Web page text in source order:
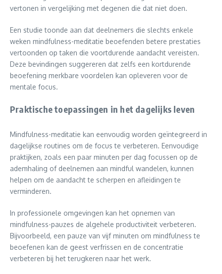
vertonen in vergelijking met degenen die dat niet doen.
Een studie toonde aan dat deelnemers die slechts enkele
weken mindfulness-meditatie beoefenden betere prestaties
vertoonden op taken die voortdurende aandacht vereisten.
Deze bevindingen suggereren dat zelfs een kortdurende
beoefening merkbare voordelen kan opleveren voor de
mentale focus.
Praktische toepassingen in het dagelijks leven
Mindfulness-meditatie kan eenvoudig worden geïntegreerd in
dagelijkse routines om de focus te verbeteren. Eenvoudige
praktijken, zoals een paar minuten per dag focussen op de
ademhaling of deelnemen aan mindful wandelen, kunnen
helpen om de aandacht te scherpen en afleidingen te
verminderen.
In professionele omgevingen kan het opnemen van
mindfulness-pauzes de algehele productiviteit verbeteren.
Bijvoorbeeld, een pauze van vijf minuten om mindfulness te
beoefenen kan de geest verfrissen en de concentratie
verbeteren bij het terugkeren naar het werk.